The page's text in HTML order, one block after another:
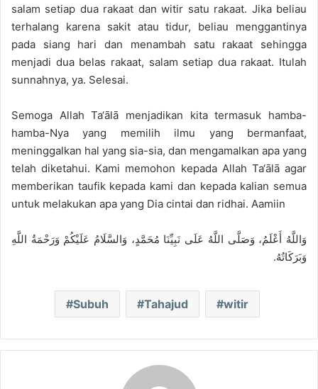
salam setiap dua rakaat dan witir satu rakaat. Jika beliau
terhalang karena sakit atau tidur, beliau menggantinya
pada siang hari dan menambah satu rakaat sehingga
menjadi dua belas rakaat, salam setiap dua rakaat. Itulah
sunnahnya, ya. Selesai.
Semoga Allah Ta‘ālā menjadikan kita termasuk hamba-
hamba-Nya yang memilih ilmu yang bermanfaat,
meninggalkan hal yang sia-sia, dan mengamalkan apa yang
telah diketahui. Kami memohon kepada Allah Ta‘ālā agar
memberikan taufik kepada kami dan kepada kalian semua
untuk melakukan apa yang Dia cintai dan ridhai. Aamiin
وَاللَّهُ أَعْلَمُ، وَصَلَّى اللَّهُ عَلَى نَبِيِّنَا مُحَمَّدٍ، وَالسَّلَامُ عَلَيْكُمْ وَرَحْمَةُ اللَّهِ
وَبَرَكَاتُهُ.
Subuh Tahajud witir